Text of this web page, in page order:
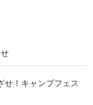
せ！キャンプフェス